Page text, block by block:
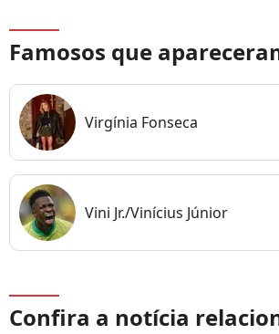
Famosos que
Virgínia Fonseca
Vini Jr./Vinícius Júnior
Confira a notícia